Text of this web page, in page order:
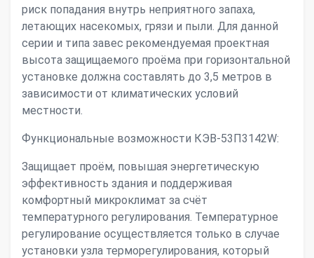
риск попадания внутрь неприятного запаха,
летающих насекомых, грязи и пыли. Для данной
серии и типа завес рекомендуемая проектная
высота защищаемого проёма при горизонтальной
установке должна составлять до 3,5 метров в
зависимости от климатических условий
местности.
Функциональные возможности КЭВ-53П3142W:
Защищает проём, повышая энергетическую
эффективность здания и поддерживая
комфортный микроклимат за счёт
температурного регулирования. Температурное
регулирование осуществляется только в случае
установки узла терморегулирования, который